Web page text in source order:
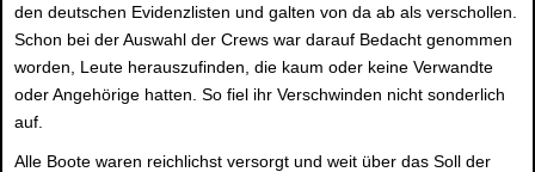
den deutschen Evidenzlisten und galten von da ab als verschollen.
Schon bei der Auswahl der Crews war darauf Bedacht genommen
worden, Leute herauszufinden, die kaum oder keine Verwandte
oder Angehörige hatten. So fiel ihr Verschwinden nicht sonderlich
auf.
Alle Boote waren reichlichst versorgt und weit über das Soll der